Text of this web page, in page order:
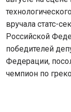
вручала статс-
Российской
победителей
Федерации,
чемпион по